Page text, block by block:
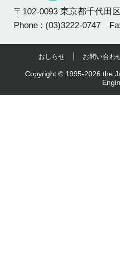
〒102-0093 東京都千代田
Phone : (03)3222-0747
おしらせ お問い合わ
Copyright © 1995-2026 the